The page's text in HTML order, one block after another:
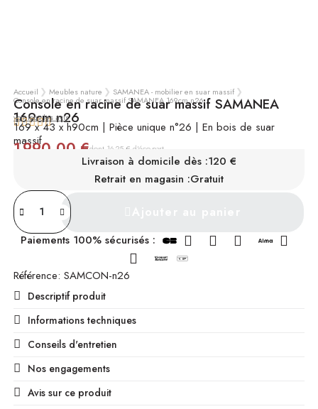
Accueil Meubles nature SAMANEA - mobilier en suar massif
Console en racine de suar massif SAMANEA 169cm n26
Console en racine de suar massif SAMANEA
169cm n26

voir tous les avis
169 x 43 x h90cm | Pièce unique n°26 | En bois de suar
massif
1 990,00 €dont 16,25 € d'éco-partTTC
INDISPONIBLE
Livraison à domicile dès :120 €
Retrait en magasin :Gratuit
Paiements 100% sécurisés :
Référence SAMCON-n26
Descriptif produit
Informations techniques
Conseils d'entretien
Nos engagements
Avis sur ce produit